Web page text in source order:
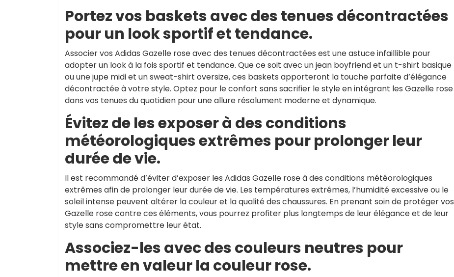
Portez vos baskets avec des tenues décontractées
pour un look sportif et tendance.
Associer vos Adidas Gazelle rose avec des tenues décontractées est une astuce infaillible pour
adopter un look à la fois sportif et tendance. Que ce soit avec un jean boyfriend et un t-shirt basique
ou une jupe midi et un sweat-shirt oversize, ces baskets apporteront la touche parfaite d’élégance
décontractée à votre style. Optez pour le confort sans sacrifier le style en intégrant les Gazelle rose
dans vos tenues du quotidien pour une allure résolument moderne et dynamique.
Évitez de les exposer à des conditions
météorologiques extrêmes pour prolonger leur
durée de vie.
Il est recommandé d’éviter d’exposer les Adidas Gazelle rose à des conditions météorologiques
extrêmes afin de prolonger leur durée de vie. Les températures extrêmes, l’humidité excessive ou le
soleil intense peuvent altérer la couleur et la qualité des chaussures. En prenant soin de protéger vos
Gazelle rose contre ces éléments, vous pourrez profiter plus longtemps de leur élégance et de leur
style sans compromettre leur état.
Associez-les avec des couleurs neutres pour
mettre en valeur la couleur rose.